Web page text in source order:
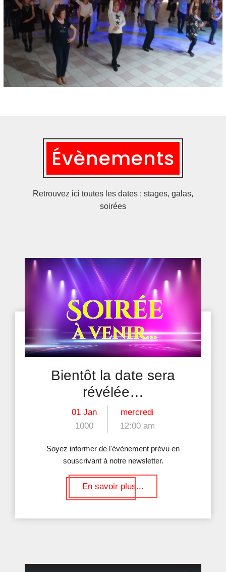
Évènements
Retrouvez ici toutes les dates : stages, galas,
soirées
Bientôt la date sera
révélée…
01 Jan
1000
mercredi
12:00 am
Soyez informer de l'évènement prévu en
souscrivant à notre newsletter.
En savoir plus...